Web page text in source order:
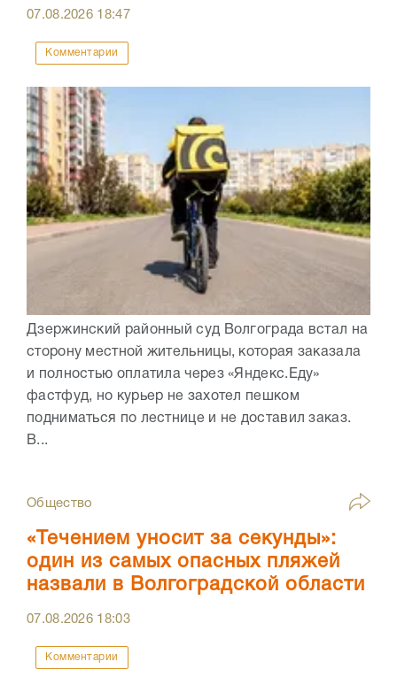
07.08.2026 18:47
Комментарии
Дзержинский районный суд Волгограда встал на
сторону местной жительницы, которая заказала
и полностью оплатила через «Яндекс.Еду»
фастфуд, но курьер не захотел пешком
подниматься по лестнице и не доставил заказ.
В...
Общество
«Течением уносит за секунды»:
один из самых опасных пляжей
назвали в Волгоградской области
07.08.2026 18:03
Комментарии